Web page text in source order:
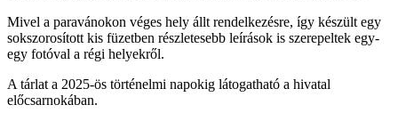
Mivel a paravánokon véges hely állt rendelkezésre, így készült egy
sokszorosított kis füzetben részletesebb leírások is szerepeltek egy-
egy fotóval a régi helyekről.
A tárlat a 2025-ös történelmi napokig látogatható a hivatal
előcsarnokában.